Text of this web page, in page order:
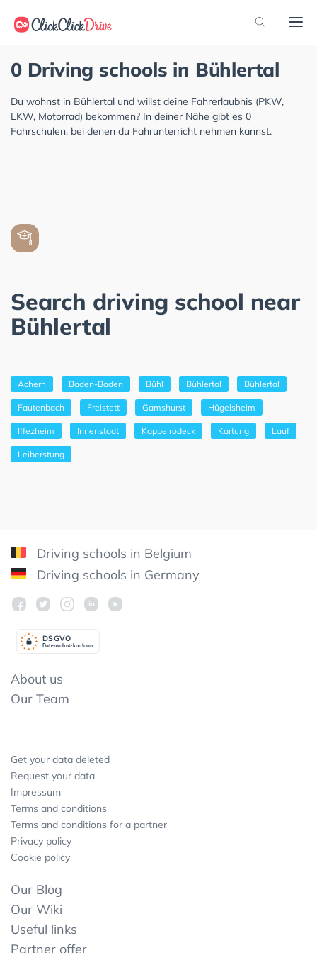
0 Driving schools in Bühlertal
Du wohnst in Bühlertal und willst deine Fahrerlaubnis (PKW,
LKW, Motorrad) bekommen? In deiner Nähe gibt es 0
Fahrschulen, bei denen du Fahrunterricht nehmen kannst.
Search driving school near
Bühlertal
Achern Baden-Baden Bühl Bühlertal Bühlertal
Fautenbach Freistett Gamshurst Hügelsheim
Iffezheim Innenstadt Kappelrodeck Kartung Lauf
Leiberstung
Driving schools in Belgium
Driving schools in Germany
Datenschutzkonform
DSGVO
About us
Our Team
Get your data deleted
Request your data
Impressum
Terms and conditions
Terms and conditions for a partner
Privacy policy
Cookie policy
Our Blog
Our Wiki
Useful links
Partner offer